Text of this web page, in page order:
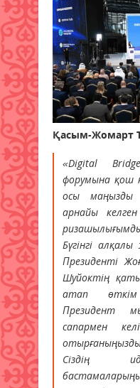
Қасым-Жомарт
«Digital
форумына қош
осы маңызды
арнайы
ризашылығымды
Бүгінгі
Президенті
Шуйоктің
атап
Президент
сапармен
Сіздің